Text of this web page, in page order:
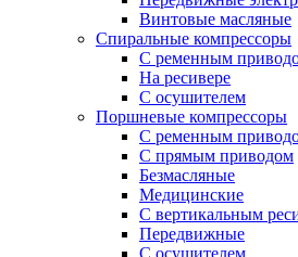
Винтовые масляные
Спиральные компрессоры
С ременным
На ресивере
С осушителем
Поршневые компрессоры
С ременным
С прямым приводом
Безмасляные
Медицинские
С вертикальным
Передвижные
С осушителем